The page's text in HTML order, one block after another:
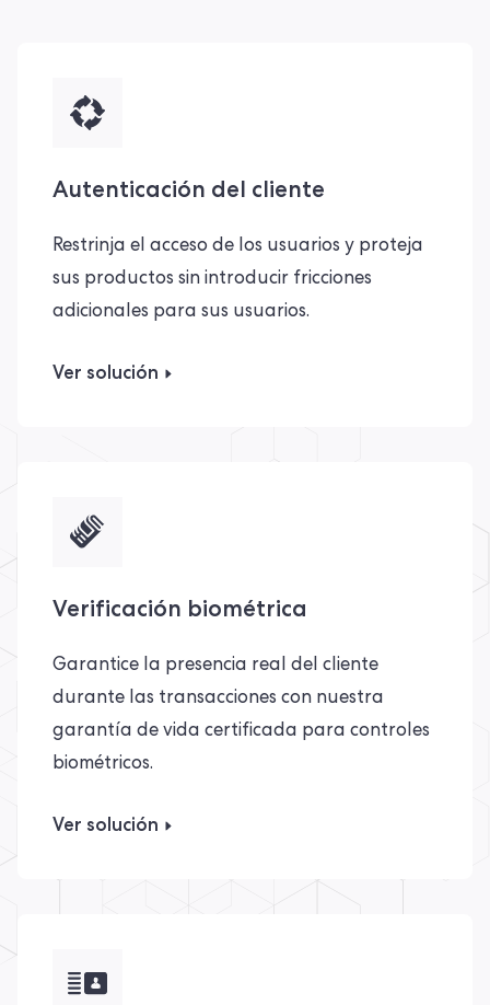
Autenticación del cliente
Restrinja el acceso de los usuarios y proteja
sus productos sin introducir fricciones
adicionales para sus usuarios.
Ver solución
Verificación biométrica
Garantice la presencia real del cliente
durante las transacciones con nuestra
garantía de vida certificada para controles
biométricos.
Ver solución